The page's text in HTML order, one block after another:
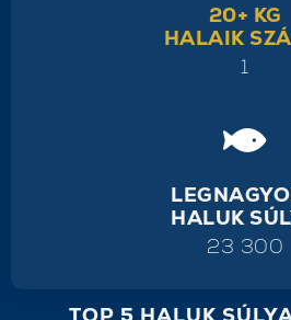
20+ KG
HALAIK
1
HALUK
23 300
TOP 5 HALUK